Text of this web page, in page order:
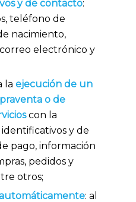
y de contacto:
teléfono de
nacimiento,
electrónico y
laejecución de un
o de
con la
y de
pago, información
pedidos y
otros;
: al